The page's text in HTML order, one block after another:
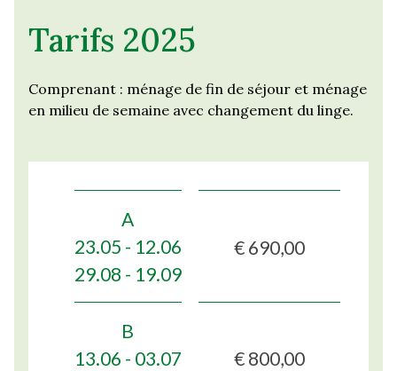
Tarifs 2025
Comprenant : ménage de fin de séjour et ménage
en milieu de semaine avec changement du linge.
A
23.05 - 12.06
29.08 - 19.09
B
13.06 - 03.07
€ 690,00
€ 800,00